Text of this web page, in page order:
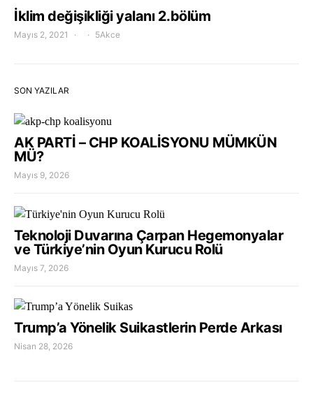
İklim değişikliği yalanı 2.bölüm
Mayıs 2, 2021 5Akce
SON YAZILAR
AK PARTİ – CHP KOALİSYONU MÜMKÜN
MÜ?
Mayıs 9, 2026
Teknoloji Duvarına Çarpan Hegemonyalar
ve Türkiye’nin Oyun Kurucu Rolü
Mayıs 7, 2026
Trump’a Yönelik Suikastlerin Perde Arkası
Nisan 28, 2026